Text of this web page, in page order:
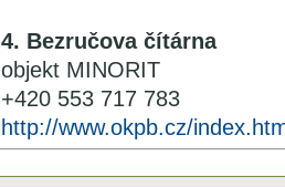
4. Bezručova čítárna
objekt MINORIT
+420 553 717 783
http://www.okpb.cz/